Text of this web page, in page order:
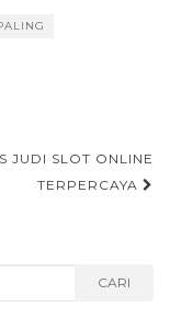
JUDI SLOT ONLINE
TERPERCAYA
CARI